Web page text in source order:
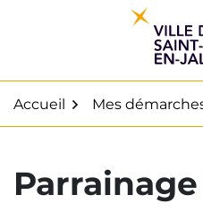
Accueil Mes